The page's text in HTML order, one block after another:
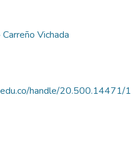
Vichada
handle/20.500.14471/1